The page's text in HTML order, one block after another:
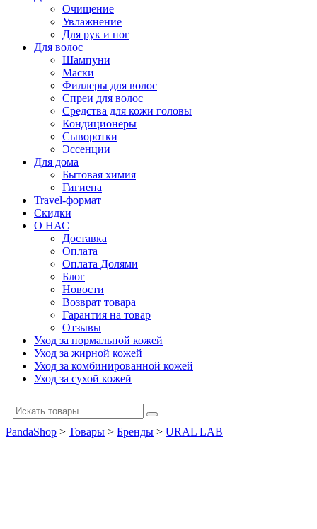
Очищение
Увлажнение
Для рук и ног
Для волос
Шампуни
Маски
Филлеры для волос
Спреи для волос
Средства для кожи головы
Кондиционеры
Сыворотки
Эссенции
Для дома
Бытовая химия
Гигиена
Travel-формат
Скидки
О НАС
Доставка
Оплата
Оплата Долями
Блог
Новости
Возврат товара
Гарантия на товар
Отзывы
Уход за нормальной кожей
Уход за жирной кожей
Уход за комбинированной кожей
Уход за сухой кожей
PandaShop > Товары > Бренды > URAL LAB